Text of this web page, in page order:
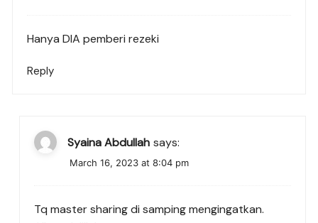
Hanya DIA pemberi rezeki
Reply
Syaina Abdullah says:
March 16, 2023 at 8:04 pm
Tq master sharing di samping mengingatkan.